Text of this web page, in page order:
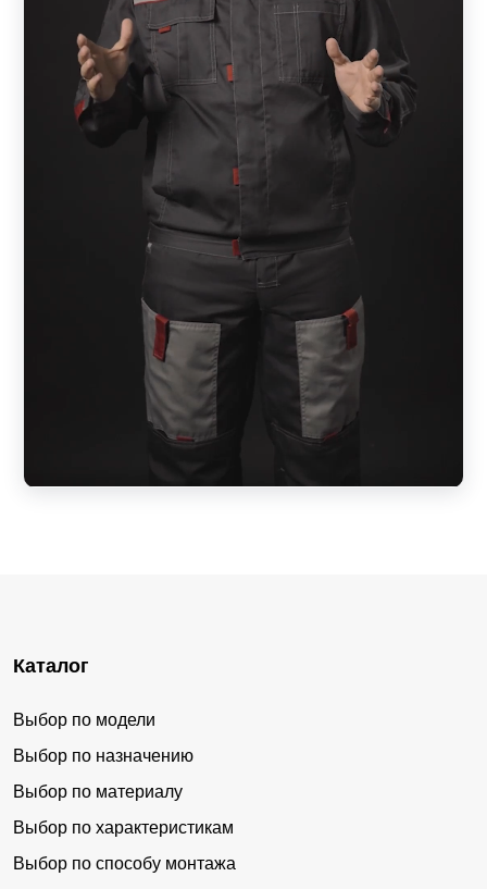
Каталог
Выбор по модели
Выбор по назначению
Выбор по материалу
Выбор по характеристикам
Выбор по способу монтажа